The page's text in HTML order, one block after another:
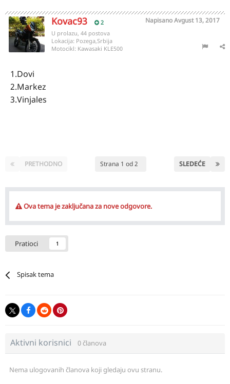
Kovac93 2 NapisanoAvgust 13, 2017
U prolazu, 44 postova
Lokacija: Pozega,Srbija
Motocikl: Kawasaki KLE500
1.Dovi
2.Markez
3.Vinjales
PRETHODNO SLEDEĆE
Strana 1 od 2
Ova tema je zaključana za nove odgovore.
Pratioci 1
Spisak tema
Aktivni korisnici 0 članova
Nema ulogovanih članova koji gledaju ovu stranu.